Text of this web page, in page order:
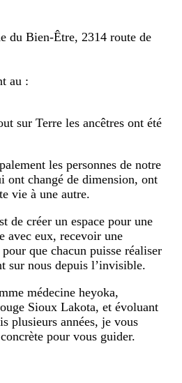
du Bien-Être, 2314 route de
au :
sur Terre les ancêtres ont été
les personnes de notre
ont changé de dimension, ont
vie à une autre.
de créer un espace pour une
avec eux, recevoir une
que chacun puisse réaliser
sur nous depuis l’invisible.
médecine heyoka,
Sioux Lakota, et évoluant
plusieurs années, je vous
pour vous guider.